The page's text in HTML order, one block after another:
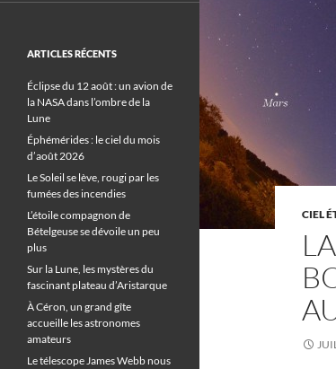
CIEL
ARTICLES RÉCENTS
Éclipse du 12 août : un avion de
la NASA dans l’ombre de la
Lune
Éphémérides : le ciel du mois
d’août 2026
Le Soleil se lève, rougi par les
fumées des incendies
L’étoile compagnon de
Bételgeuse se dévoile un peu
plus
Sur la Lune, les mystères du
fascinant plateau d’Aristarque
À Céron, un grand gîte
accueille les astronomes
amateurs
Le télescope James Webb nous